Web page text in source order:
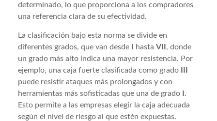
determinado, lo que proporciona a los compradores
una referencia clara de su efectividad.
La clasificación bajo esta norma se divide en
diferentes grados, que van desde I hastaVII, donde
un grado más alto indica una mayor resistencia. Por
ejemplo, una caja fuerte clasificada como grado III
puede resistir ataques más prolongados y con
herramientas más sofisticadas que una de grado I.
Esto permite a las empresas elegir la caja adecuada
según el nivel de riesgo al que estén expuestas.